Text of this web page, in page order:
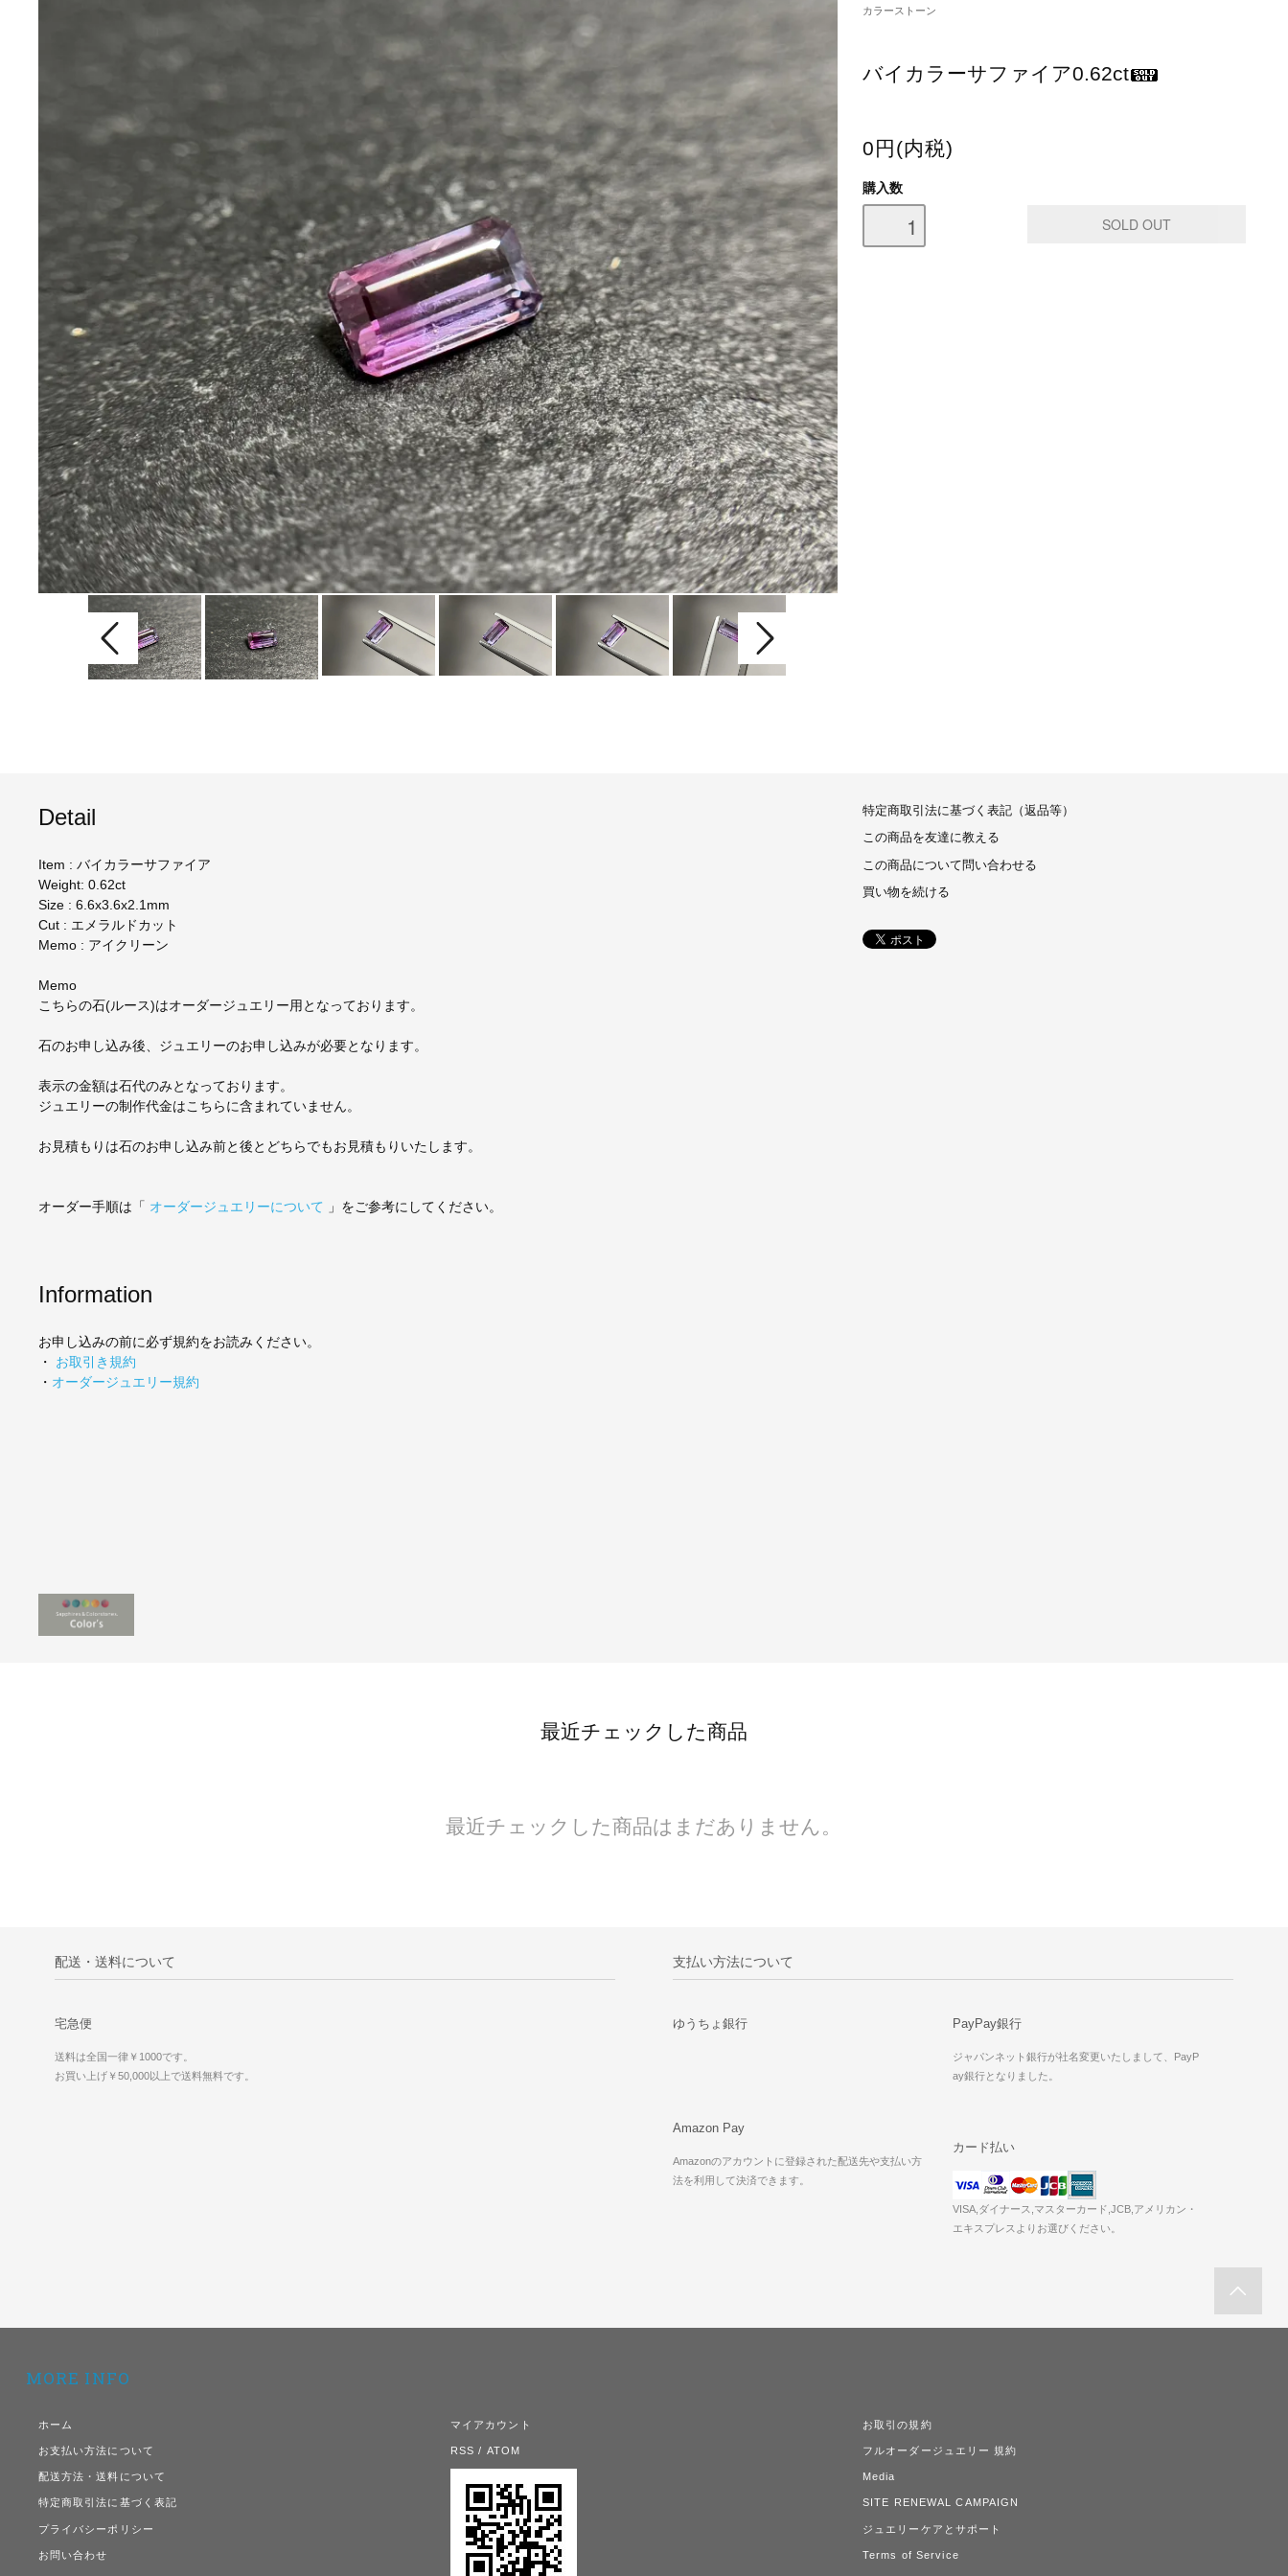
カラーストーン
バイカラーサファイア0.62ct
0円(内税)
購入数
Detail
Item : バイカラーサファイア
Weight: 0.62ct
Size : 6.6x3.6x2.1mm
Cut : エメラルドカット
Memo : アイクリーン
Memo
こちらの石(ルース)はオーダージュエリー用となっております。
石のお申し込み後、ジュエリーのお申し込みが必要となります。
表示の金額は石代のみとなっております。
ジュエリーの制作代金はこちらに含まれていません。
お見積もりは石のお申し込み前と後とどちらでもお見積もりいたします。
オーダー手順は「 オーダージュエリーについて 」をご参考にしてください。
Information
お申し込みの前に必ず規約をお読みください。
・
お取引き規約
・ オーダージュエリー規約
特定商取引法に基づく表記（返品等）
この商品を友達に教える
この商品について問い合わせる
買い物を続ける
最近チェックした商品
最近チェックした商品はまだありません。
配送・送料について
宅急便
送料は全国一律￥1000です。
お買い上げ￥50,000以上で送料無料です。
支払い方法について
ゆうちょ銀行 PayPay銀行
ジャパンネット銀行が社名変更いたしまして、PayP
ay銀行となりました。
Amazon Pay
Amazonのアカウントに登録された配送先や支払い方
法を利用して決済できます。
カード払い
VISA,ダイナース,マスターカード,JCB,アメリカン・
エキスプレスよりお選びください。
MORE INFO
ホーム
お支払い方法について
配送方法・送料について
特定商取引法に基づく表記
プライバシーポリシー
お問い合わせ
マイアカウント
RSS / ATOM
お取引の規約
フルオーダージュエリー 規約
Media
SITE RENEWAL CAMPAIGN
ジュエリーケアとサポート
Terms of Service